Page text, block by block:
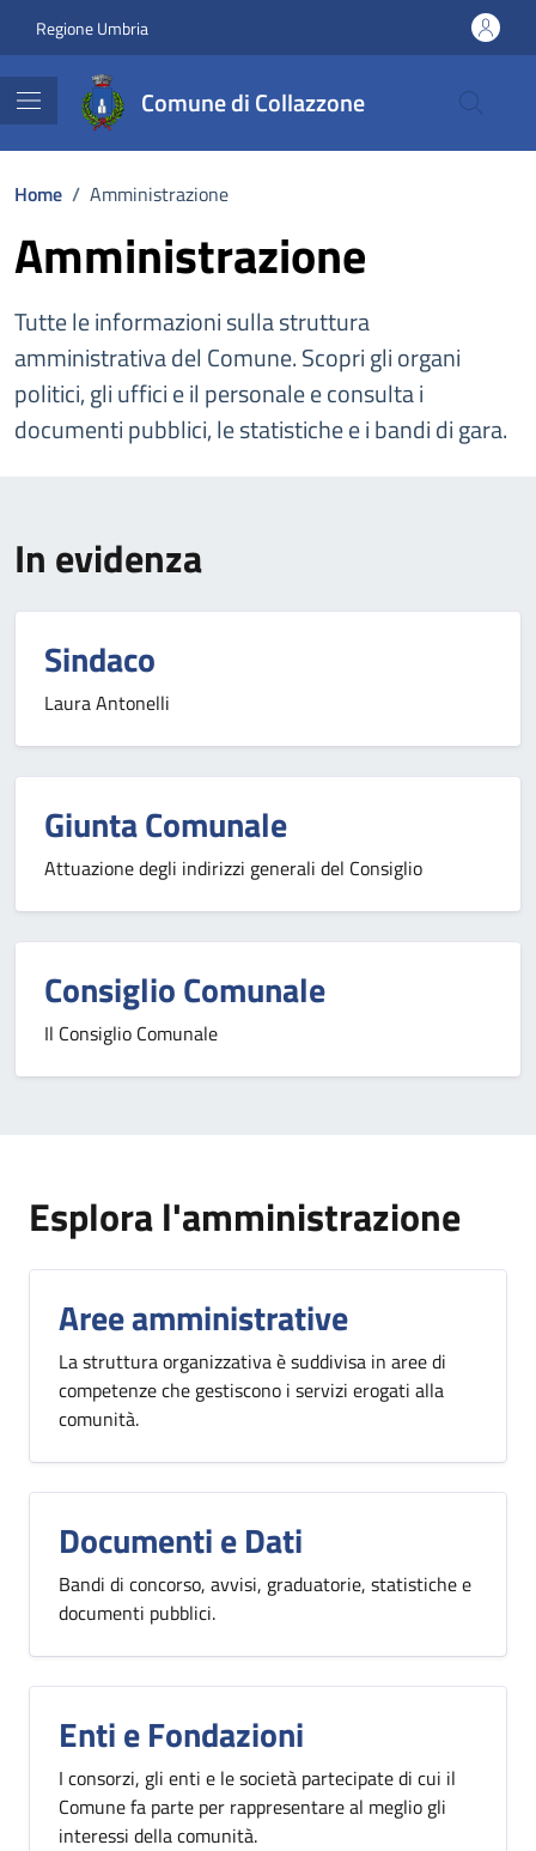
Regione Umbria
Comune di Collazzone
Home / Amministrazione
Amministrazione
Tutte le informazioni sulla struttura
amministrativa del Comune. Scopri gli organi
politici, gli uffici e il personale e consulta i
documenti pubblici, le statistiche e i bandi di gara.
In evidenza
Sindaco
Laura Antonelli
Giunta Comunale
Attuazione degli indirizzi generali del Consiglio
Consiglio Comunale
Il Consiglio Comunale
Esplora l'amministrazione
Aree amministrative
La struttura organizzativa è suddivisa in aree di
competenze che gestiscono i servizi erogati alla
comunità.
Documenti e Dati
Bandi di concorso, avvisi, graduatorie, statistiche e
documenti pubblici.
Enti e Fondazioni
I consorzi, gli enti e le società partecipate di cui il
Comune fa parte per rappresentare al meglio gli
interessi della comunità.